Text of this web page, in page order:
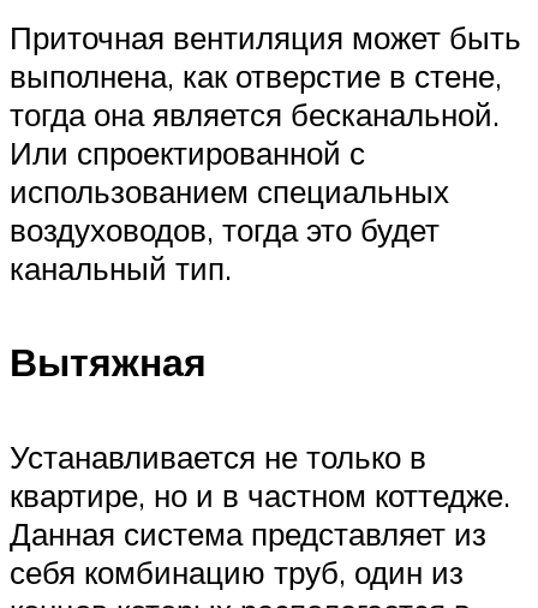
Приточная вентиляция может быть
выполнена, как отверстие в стене,
тогда она является бесканальной.
Или спроектированной с
использованием специальных
воздуховодов, тогда это будет
канальный тип.
Вытяжная
Устанавливается не только в
квартире, но и в частном коттедже.
Данная система представляет из
себя комбинацию труб, один из